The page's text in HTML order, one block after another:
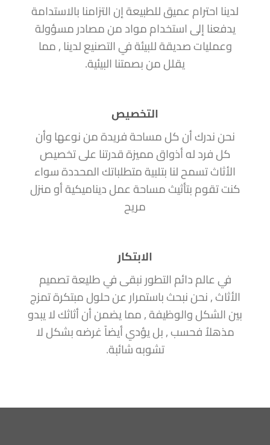
لدينا احترام عميق للطبيعة إن التزامنا بالاستدامة
يدفعنا إلى استخدام مواد من مصادر مسؤولة
وعمليات صديقة للبيئة في التصنيع لدينا , مما
يقلل من بصمتنا البيئية.
التخصيص
نحن ندرك أن كل مساحة فريدة من نوعها وأن
كل فرد له أذواق مميزة قدرتنا على تخصيص
الأثاث تسمح لنا بتلبية متطلباتك المحددة سواء
كنت تقوم بتأثيث مساحة عمل ديناميكية أو منزل
مريح
الابتكار
في عالم دائم التطور نبقى في طليعة تصميم
الأثاث , نحن نبحث باستمرار عن حلول مبتكرة تمزج
بين الشكل والوظيفة , مما يضمن أن أثاثك لا يبدو
مذهلاُ فحسب , بل يؤدي أيضاً غرضه بشكل لا
تشوبه شائبة.